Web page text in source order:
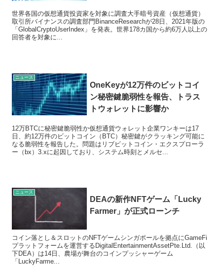
世界各国の仮想通貨投資家を対象に調査大手暗号資産（仮想通貨）
取引所バイナンスの調査部門BinanceResearchが28日、2021年版の
「GlobalCryptoUserIndex」を発表。世界178カ国から約6万人以上の
回答者を対象に...
ニュース
OneKeyが12万件のビットコイ
ン秘密鍵脆弱性を報告、トラス
トウォレットに影響か
12万BTCに秘密鍵脆弱性か仮想通貨ウォレット企業ワンキーは17
日、約12万件のビットコイン（BTC）秘密鍵がクラッキング可能に
なる脆弱性を報告した。問題はリブビットコイン・エクスプローラ
ー（bx）3.xに起因しており、システム時刻とメルセ...
ニュース
DEAの新作NFTゲーム「Lucky
Farmer」が正式ローンチ
コイン落とし＆スロットのNFTゲームシンガポールを拠点にGameFi
プラットフォームを運営するDigitalEntertainmentAssetPte.Ltd.（以
下DEA）は14日、農場が舞台のコインプッシャーゲーム
「LuckyFarme...